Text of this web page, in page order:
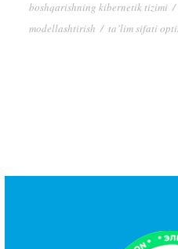
boshqarishning kibernetik tizimi /
modellashtirish / ta’lim sifati